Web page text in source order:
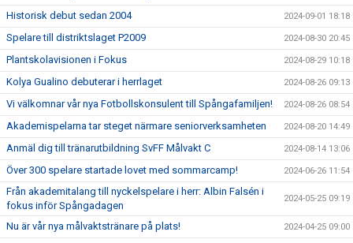
Historisk debut sedan 2004 2024-09-01 18:18
Spelare till distriktslaget P2009 2024-08-30 20:45
Plantskolavisionen i Fokus 2024-08-29 10:18
Kolya Gualino debuterar i herrlaget 2024-08-26 09:13
Vi välkomnar vår nya Fotbollskonsulent till Spångafamiljen! 2024-08-26 08:54
Akademispelarna tar steget närmare seniorverksamheten 2024-08-20 14:49
Anmäl dig till tränarutbildning SvFF Målvakt C 2024-08-14 13:06
Över 300 spelare startade lovet med sommarcamp! 2024-06-26 11:54
Från akademitalang till nyckelspelare i herr: Albin Falsén i
fokus inför Spångadagen
2024-05-25 09:19
Nu är vår nya målvaktstränare på plats! 2024-04-25 09:00